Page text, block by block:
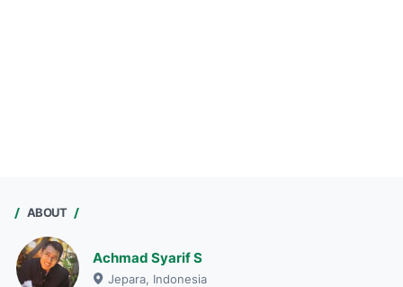
ABOUT
Achmad Syarif S
Jepara, Indonesia